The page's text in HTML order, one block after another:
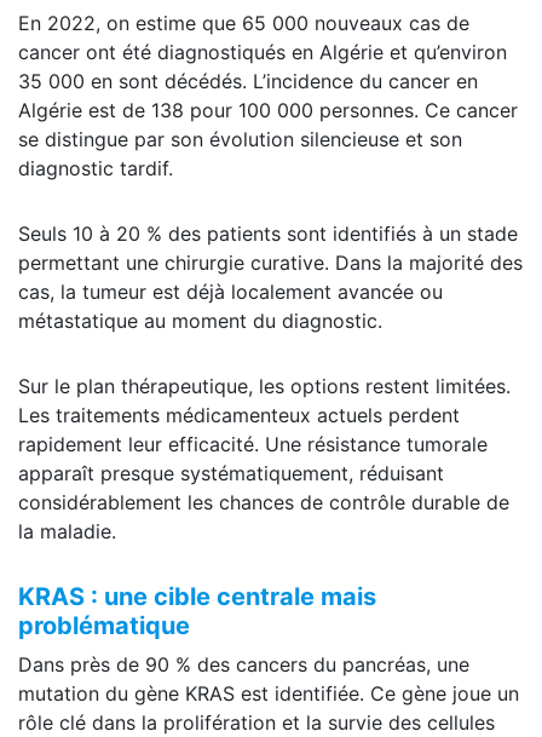
En 2022, on estime que 65 000 nouveaux cas de
cancer ont été diagnostiqués en Algérie et qu’environ
35 000 en sont décédés. L’incidence du cancer en
Algérie est de 138 pour 100 000 personnes. Ce cancer
se distingue par son évolution silencieuse et son
diagnostic tardif.
Seuls 10 à 20 % des patients sont identifiés à un stade
permettant une chirurgie curative. Dans la majorité des
cas, la tumeur est déjà localement avancée ou
métastatique au moment du diagnostic.
Sur le plan thérapeutique, les options restent limitées.
Les traitements médicamenteux actuels perdent
rapidement leur efficacité. Une résistance tumorale
apparaît presque systématiquement, réduisant
considérablement les chances de contrôle durable de
la maladie.
KRAS : une cible centrale mais
problématique
Dans près de 90 % des cancers du pancréas, une
mutation du gène KRAS est identifiée. Ce gène joue un
rôle clé dans la prolifération et la survie des cellules